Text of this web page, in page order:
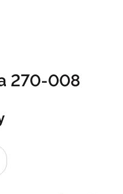
270-008